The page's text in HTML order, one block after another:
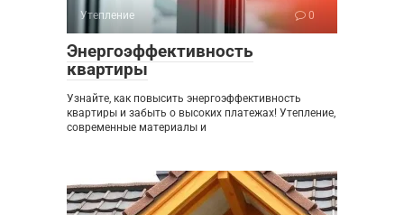
Утепление 0
Энергоэффективность
квартиры
Узнайте, как повысить энергоэффективность
квартиры и забыть о высоких платежах! Утепление,
современные материалы и